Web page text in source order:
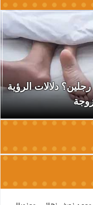
دلالات الرؤية